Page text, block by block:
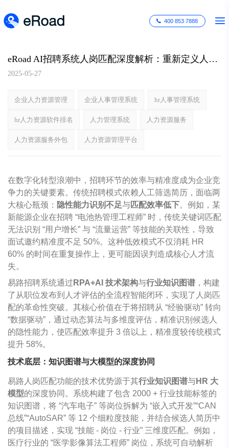
400 853 7888
eRoad AI招聘系统人岗匹配深度解析：重新定义人才精准对接的技术范式
2025-05-27
企业人力资源管理 企业人事管理系统 hr人事管理系统
hr人力资源软件排名 人力管理系统 人力资源服务
人力资源服务外包 人力资源管理平台
在数字化转型浪潮中，招聘环节的效率与精准度成为企业竞
争力的关键要素。传统招聘模式依赖人工筛选简历，面临两
大核心瓶颈： 隐性能力识别不足与匹配效率低下。例如，某
新能源企业在招聘 “电池热管理工程师” 时，传统关键词匹配
无法识别 “用户增长” 与 “流量运营” 等技能的关联性，导致
面试邀约精准度不足 50%。这种低效模式不仅消耗 HR
60% 的时间在重复操作上，更可能因误判造成核心人才流
失。
易路招聘系统通过 RPA+AI 技术架构与行业知识图谱 ，构建
了从职位发布到人才评估的全流程智能闭环，实现了人岗匹
配的革命性突破。其核心价值在于将招聘从 “经验驱动” 转向
“数据驱动”，通过动态算法与多维度评估，精准识别候选人
的隐性能力，使匹配效率提升 3 倍以上，精准度较传统模式
提升 58%。
技术底层：知识图谱与大模型的深度协同
易路人岗匹配功能的技术优势源于其行业知识图谱与HR 大
模型的深度协同。系统构建了包含 2000 + 行业技能标签的
知识图谱，将 “汽车电子” 等岗位拆解为 “嵌入式开发”“CAN
总线”“AutoSAR” 等 12 个细粒度技能，并结合候选人简历中
的项目描述，实现 “技能 - 岗位 - 行业” 三维度匹配。例如，
医疗行业的 “医学影像算法工程师” 岗位，系统可自动解析